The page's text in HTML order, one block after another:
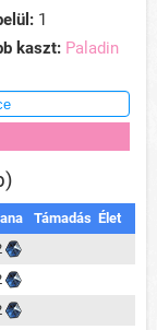
1
kaszt: Paladin
Támadás Élet